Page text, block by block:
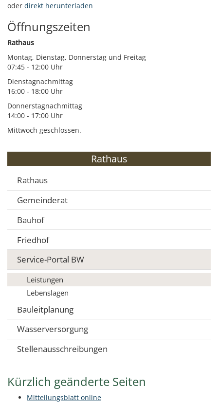
oder direkt herunterladen
Öffnungszeiten
Rathaus
Montag, Dienstag, Donnerstag und Freitag
07:45 - 12:00 Uhr
Dienstagnachmittag
16:00 - 18:00 Uhr
Donnerstagnachmittag
14:00 - 17:00 Uhr
Mittwoch geschlossen.
Rathaus
Rathaus
Gemeinderat
Bauhof
Friedhof
Service-Portal BW
Leistungen
Lebenslagen
Bauleitplanung
Wasserversorgung
Stellenausschreibungen
Kürzlich geänderte Seiten
Mitteilungsblatt online